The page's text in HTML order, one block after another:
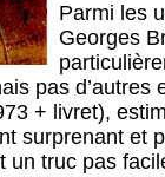
Parmi les
Georges
pas
+ livret),
surprenant et
un truc pas